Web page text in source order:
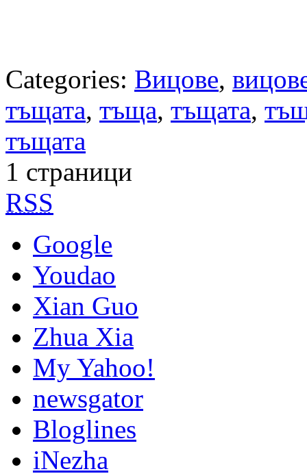
Categories: Вицове,
тъщата, тъща, тъщата,
тъщата
1 страници
RSS
Google
Youdao
Xian Guo
Zhua Xia
My Yahoo!
newsgator
Bloglines
iNezha